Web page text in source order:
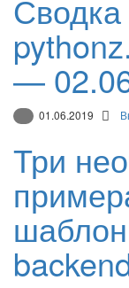
Сводка
—
01.06.2019
Три